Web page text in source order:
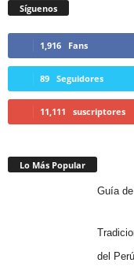
Síguenos
1,916 Fans
89 Seguidores
11,111 suscriptores
Lo Más Popular
Guía
del